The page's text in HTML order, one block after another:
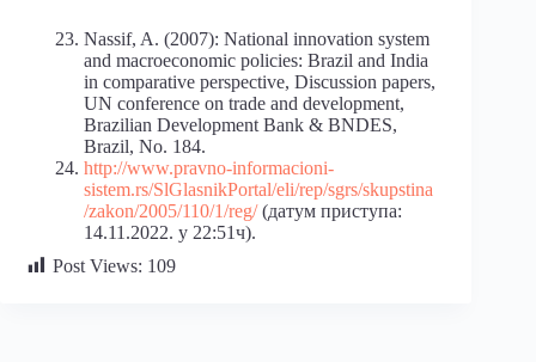
Nassif, A. (2007): National innovation system
and macroeconomic policies: Brazil and India
in comparative perspective, Discussion papers,
UN conference on trade and development,
Brazilian Development Bank & BNDES,
Brazil, No. 184.
http://www.pravno-informacioni-
sistem.rs/SlGlasnikPortal/eli/rep/sgrs/skupstina
/zakon/2005/110/1/reg/(датум приступа:
14.11.2022. у 22:51ч).
Post Views: 109